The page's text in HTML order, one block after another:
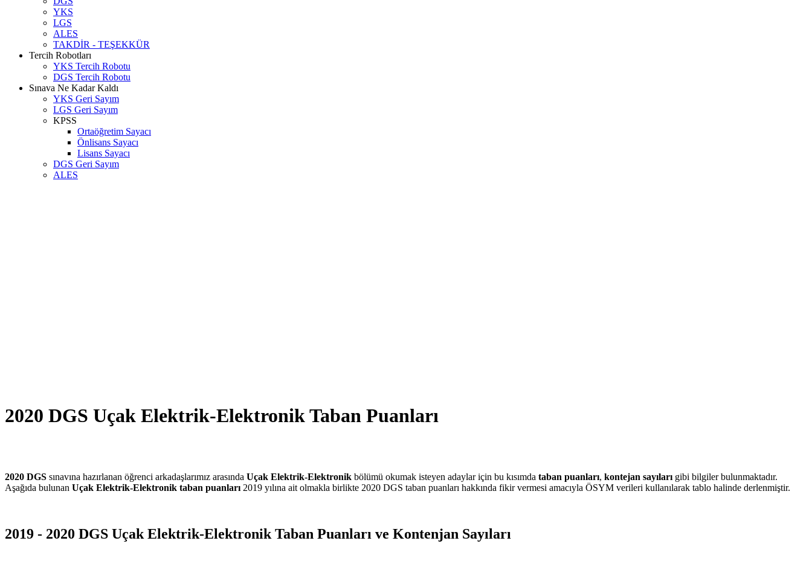
YKS
LGS
ALES
TAKDİR - TEŞEKKÜR
Tercih Robotları
YKS Tercih Robotu
DGS Tercih Robotu
Sınava Ne Kadar Kaldı
YKS Geri Sayım
LGS Geri Sayım
KPSS
Ortaöğretim Sayacı
Önlisans Sayacı
Lisans Sayacı
DGS Geri Sayım
ALES
2020 DGS Uçak Elektrik-Elektronik Taban Puanları
2020 DGS sınavına hazırlanan öğrenci arkadaşlarımız arasında Uçak Elektrik-Elektronik bölümü okumak isteyen adaylar için bu kısımda taban puanları, kontejan sayıları gibi bilgiler bulunmaktadır.
Aşağıda bulunan Uçak Elektrik-Elektronik taban puanları 2019 yılına ait olmakla birlikte 2020 DGS taban puanları hakkında fikir vermesi amacıyla ÖSYM verileri kullanılarak tablo halinde derlenmiştir.
2019 - 2020 DGS Uçak Elektrik-Elektronik Taban Puanları ve Kontenjan Sayıları